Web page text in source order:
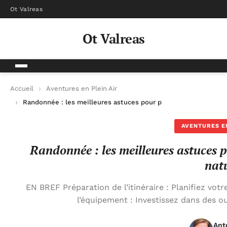
Ot Valreas
Ot Valreas
Accueil
Aventures en Plein Air
Randonnée : les meilleures astuces pour profiter de vos
AVENTURES
Randonnée : les meilleures astuces
EN BREF Préparation de l’itinéraire : Planifiez
l’équipement : Investissez dans des